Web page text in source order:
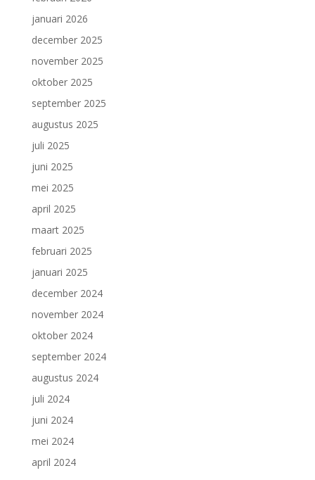
januari 2026
december 2025
november 2025
oktober 2025
september 2025
augustus 2025
juli 2025
juni 2025
mei 2025
april 2025
maart 2025
februari 2025
januari 2025
december 2024
november 2024
oktober 2024
september 2024
augustus 2024
juli 2024
juni 2024
mei 2024
april 2024